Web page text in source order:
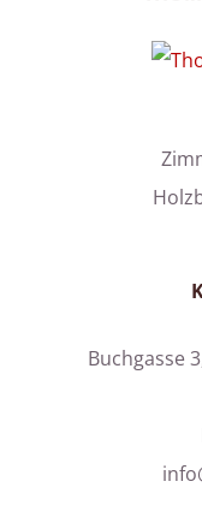
Buchgasse